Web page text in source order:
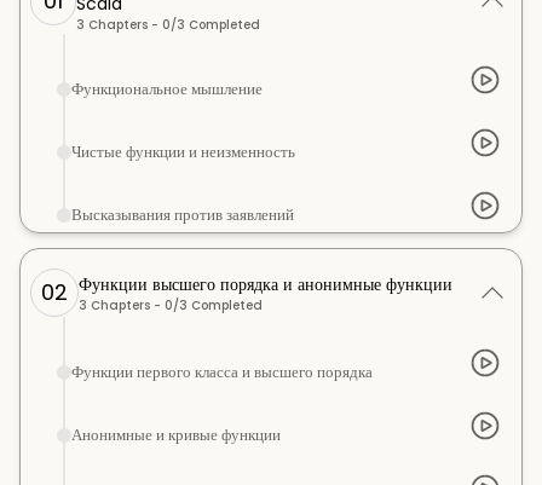
3 Chapters - 0/3 Completed
Функциональное мышление
Чистые функции и неизменность
Высказывания против заявлений
02 Функции высшего порядка и анонимные функции
3 Chapters - 0/3 Completed
Функции первого класса и высшего порядка
Анонимные и кривые функции